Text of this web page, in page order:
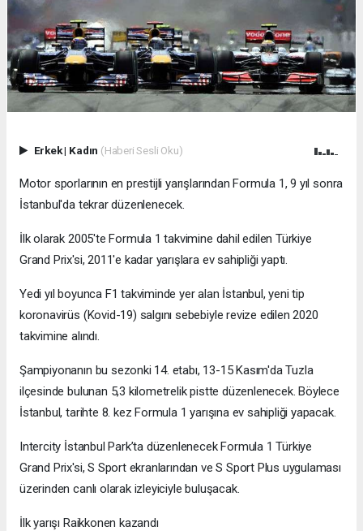
Erkek| Kadın (Haberi Sesli Oku)
Motor sporlarının en prestijli yarışlarından Formula 1, 9 yıl sonra
İstanbul'da tekrar düzenlenecek.
İlk olarak 2005'te Formula 1 takvimine dahil edilen Türkiye
Grand Prix'si, 2011'e kadar yarışlara ev sahipliği yaptı.
Yedi yıl boyunca F1 takviminde yer alan İstanbul, yeni tip
koronavirüs (Kovid-19) salgını sebebiyle revize edilen 2020
takvimine alındı.
Şampiyonanın bu sezonki 14. etabı, 13-15 Kasım'da Tuzla
ilçesinde bulunan 5,3 kilometrelik pistte düzenlenecek. Böylece
İstanbul, tarihte 8. kez Formula 1 yarışına ev sahipliği yapacak.
Intercity İstanbul Park’ta düzenlenecek Formula 1 Türkiye
Grand Prix'si, S Sport ekranlarından ve S Sport Plus uygulaması
üzerinden canlı olarak izleyiciyle buluşacak.
İlk yarışı Raikkonen kazandı